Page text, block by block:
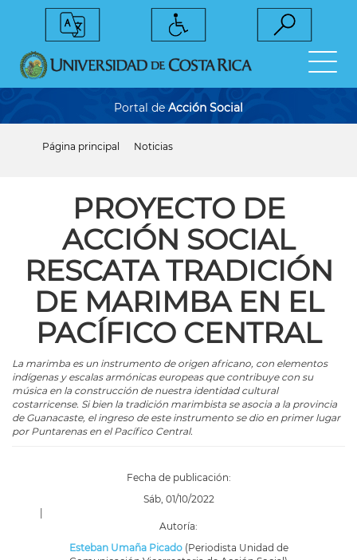
Portal de Acción Social
navegación
Página principal Noticias
PROYECTO DE
ACCIÓN SOCIAL
RESCATA TRADICIÓN
DE MARIMBA EN EL
PACÍFICO CENTRAL
La marimba es un instrumento de origen africano, con elementos
indígenas y escalas armónicas europeas que contribuye con su
música en la construcción de nuestra identidad cultural
costarricense. Si bien la tradición marimbista se asocia a la provincia
de Guanacaste, el ingreso de este instrumento se dio en primer lugar
por Puntarenas en el Pacífico Central.
Fecha de publicación:
Sáb, 01/10/2022
|
Autoría:
Esteban Umaña Picado(Periodista Unidad de